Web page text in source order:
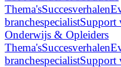
Thema'sSuccesverhalen
branchespecialistSupport
Onderwijs & Opleiders
Thema'sSuccesverhalen
branchespecialistSupport